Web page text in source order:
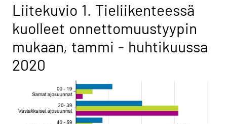
Liitekuvio 1. Tieliikenteessä
kuolleet onnettomuustyypin
mukaan, tammi - huhtikuussa
2020